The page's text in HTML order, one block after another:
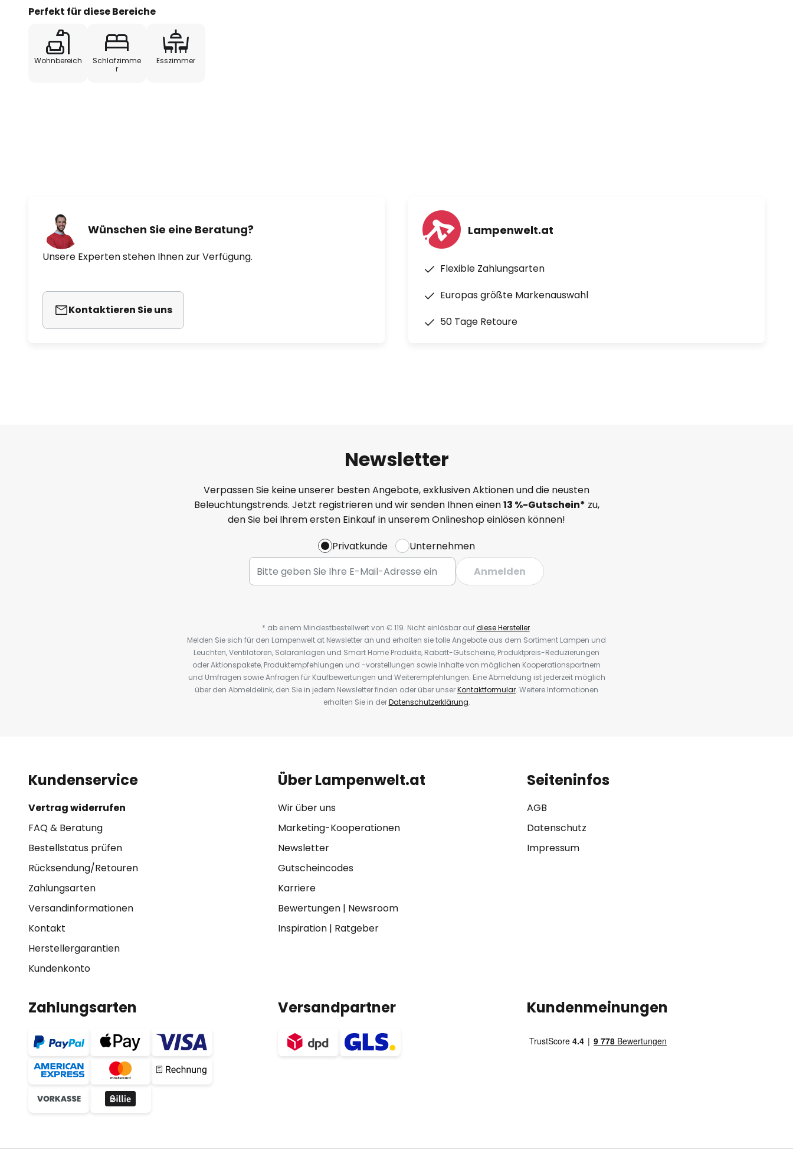
sowie das Umschalten in die einzelnen Geschwindigkeitsstufen
Technische Daten
Perfekt für diese Bereiche
Wohnbereich
Schlafzimme
r
Esszimmer
Wünschen Sie eine Beratung?
Unsere Experten stehen Ihnen zur Verfügung.
Kontaktieren Sie uns
Lampenwelt.at
Flexible Zahlungsarten
Europas größte Markenauswahl
50 Tage Retoure
Newsletter
Verpassen Sie keine unserer besten Angebote, exklusiven Aktionen und die neusten
Beleuchtungstrends. Jetzt registrieren und wir senden Ihnen einen13 %-Gutschein* zu,
den Sie bei Ihrem ersten Einkauf in unserem Onlineshop einlösen können!
Privatkunde
Unternehmen
Anmelden
* ab einem Mindestbestellwert von € 119. Nicht einlösbar aufdiese Hersteller.
Melden Sie sich für den Lampenwelt.at Newsletter an und erhalten sie tolle Angebote aus dem Sortiment Lampen und
Leuchten, Ventilatoren, Solaranlagen und Smart Home Produkte, Rabatt-Gutscheine, Produktpreis-Reduzierungen
oder Aktionspakete, Produktempfehlungen und -vorstellungen sowie Inhalte von möglichen Kooperationspartnern
und Umfragen sowie Anfragen für Kaufbewertungen und Weiterempfehlungen. Eine Abmeldung ist jederzeit möglich
über den Abmeldelink, den Sie in jedem Newsletter finden oder über unserKontaktformular. Weitere Informationen
erhalten Sie in derDatenschutzerklärung.
Kundenservice
Vertrag widerrufen
FAQ & Beratung
Bestellstatus prüfen
Rücksendung/Retouren
Zahlungsarten
Versandinformationen
Kontakt
Herstellergarantien
Kundenkonto
Über Lampenwelt.at
Wir über uns
Marketing-Kooperationen
Newsletter
Gutscheincodes
Karriere
Bewertungen| Newsroom
Inspiration| Ratgeber
Seiteninfos
AGB
Datenschutz
Impressum
Zahlungsarten Versandpartner Kundenmeinungen